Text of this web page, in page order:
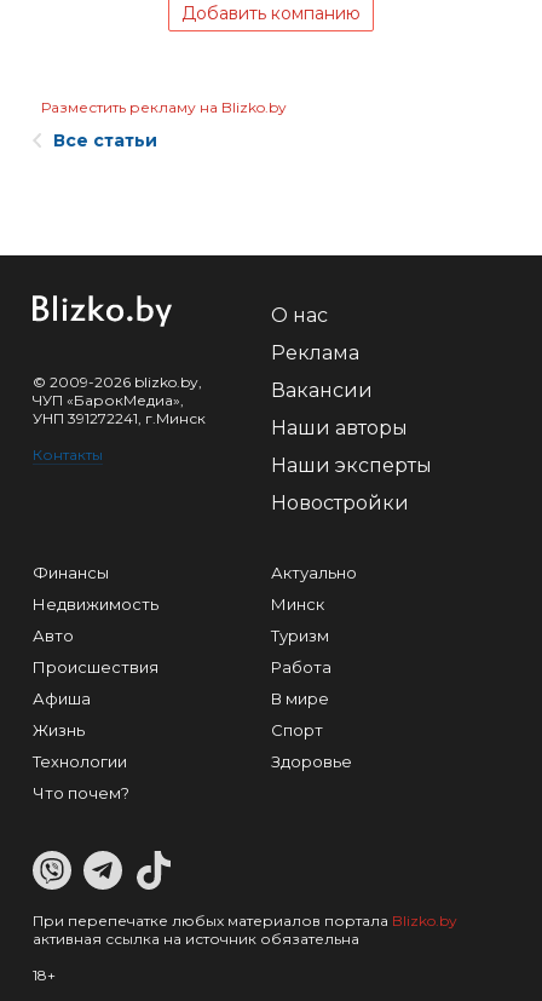
Добавить компанию
Разместить рекламу на Blizko.by
Все статьи
© 2009-2026 blizko.by,
ЧУП «БарокМедиа»,
УНП 391272241, г.Минск
Контакты
О нас
Реклама
Вакансии
Наши авторы
Наши эксперты
Новостройки
Финансы
Недвижимость
Авто
Происшествия
Афиша
Жизнь
Технологии
Что почем?
Актуально
Минск
Туризм
Работа
В мире
Спорт
Здоровье
При перепечатке любых материалов портала Blizko.by
активная ссылка на источник обязательна
18+